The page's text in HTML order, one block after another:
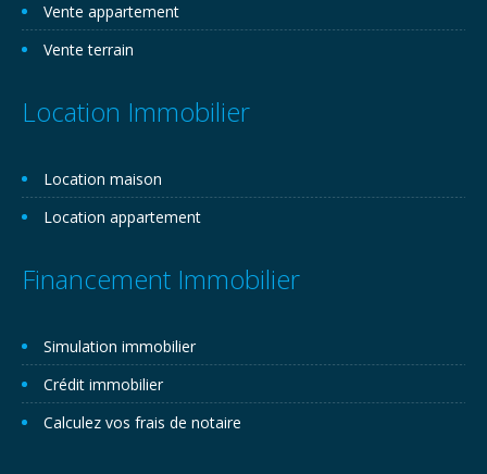
Vente appartement
Vente terrain
Location Immobilier
Location maison
Location appartement
Financement Immobilier
Simulation immobilier
Crédit immobilier
Calculez vos frais de notaire